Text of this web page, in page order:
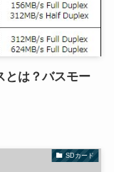
とは？バスモー
SDカード